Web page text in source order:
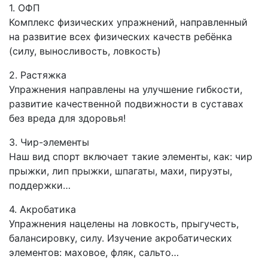
1. ОФП
Комплекс физических упражнений, направленный
на развитие всех физических качеств ребёнка
(силу, выносливость, ловкость)
2. Растяжка
Упражнения направлены на улучшение гибкости,
развитие качественной подвижности в суставах
без вреда для здоровья!
3. Чир-элементы
Наш вид спорт включает такие элементы, как: чир
прыжки, лип прыжки, шпагаты, махи, пируэты,
поддержки…
4. Акробатика
Упражнения нацелены на ловкость, прыгучесть,
балансировку, силу. Изучение акробатических
элементов: маховое, фляк, сальто…